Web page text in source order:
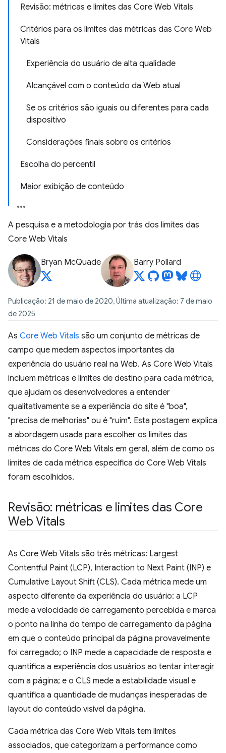
Revisão: métricas e limites das Core Web Vitals
Critérios para os limites das métricas das Core Web
Vitals
Experiência do usuário de alta qualidade
Alcançável com o conteúdo da Web atual
Se os critérios são iguais ou diferentes para cada
dispositivo
Considerações finais sobre os critérios
Escolha do percentil
Maior exibição de conteúdo
A pesquisa e a metodologia por trás dos limites das
Core Web Vitals
Bryan McQuade Barry Pollard
Publicação: 21 de maio de 2020, Última atualização: 7 de maio
de 2025
As Core Web Vitals são um conjunto de métricas de
campo que medem aspectos importantes da
experiência do usuário real na Web. As Core Web Vitals
incluem métricas e limites de destino para cada métrica,
que ajudam os desenvolvedores a entender
qualitativamente se a experiência do site é "boa",
"precisa de melhorias" ou é "ruim". Esta postagem explica
a abordagem usada para escolher os limites das
métricas do Core Web Vitals em geral, além de como os
limites de cada métrica específica do Core Web Vitals
foram escolhidos.
Revisão: métricas e limites das Core
Web Vitals
As Core Web Vitals são três métricas: Largest
Contentful Paint (LCP), Interaction to Next Paint (INP) e
Cumulative Layout Shift (CLS). Cada métrica mede um
aspecto diferente da experiência do usuário: a LCP
mede a velocidade de carregamento percebida e marca
o ponto na linha do tempo de carregamento da página
em que o conteúdo principal da página provavelmente
foi carregado; o INP mede a capacidade de resposta e
quantifica a experiência dos usuários ao tentar interagir
com a página; e o CLS mede a estabilidade visual e
quantifica a quantidade de mudanças inesperadas de
layout do conteúdo visível da página.
Cada métrica das Core Web Vitals tem limites
associados, que categorizam a performance como